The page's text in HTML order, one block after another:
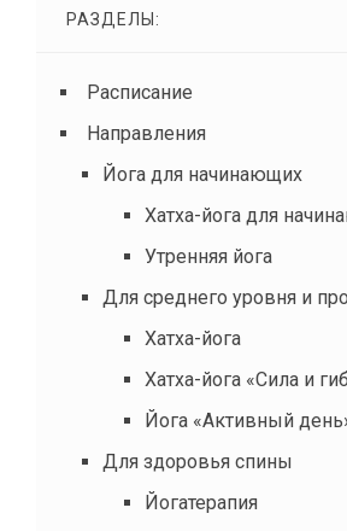
РАЗДЕЛЫ:
Расписание
Направления
Йога для начинающих
Хатха-йога для
Утренняя йога
Для среднего уровня и
Хатха-йога
Хатха-йога «Сила и
Йога «Активный
Для здоровья спины
Йогатерапия